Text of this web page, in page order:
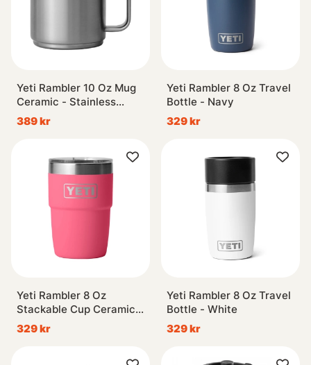
Yeti Rambler 10 Oz Mug
Ceramic - Stainless
Steel
389 kr
Yeti Rambler 8 Oz Travel
Bottle - Navy
329 kr
Yeti Rambler 8 Oz
Stackable Cup Ceramic -
Tropical Pink
329 kr
Yeti Rambler 8 Oz Travel
Bottle - White
329 kr